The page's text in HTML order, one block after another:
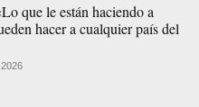
que le están haciendo a
hacer a cualquier país del